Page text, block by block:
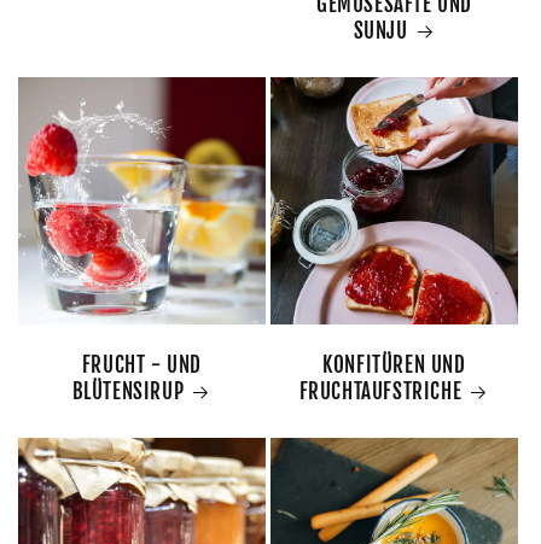
SUNJU
FRUCHT - UND
BLÜTENSIRUP
KONFITÜREN UND
FRUCHTAUFSTRICHE